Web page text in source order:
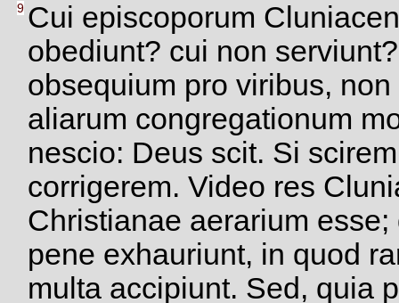
9 Cui episcoporum
obediunt? cui non
obsequium pro viribus,
aliarum congregationum
nescio: Deus scit. Si
corrigerem. Video res
Christianae aerarium
pene exhauriunt, in quod
multa accipiunt. Sed, quia